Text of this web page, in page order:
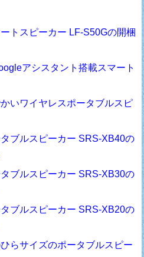
トスピーカー LF-S50Gの開梱
アシスタント搭載スマート
いワイヤレスポータブルスピ
ブルスピーカー SRS-XB40の
ブルスピーカー SRS-XB30の
ブルスピーカー SRS-XB20の
らサイズのポータブルスピー